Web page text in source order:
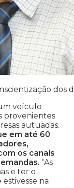
dos
veículo
provenientes
autuadas.
em até 60
os canais
“As
e ter o
na